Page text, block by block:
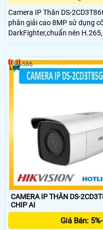
Camera IP Thân DS-
phân giải cao 8MP sử dụng
DarkFighter,chuẩn nén
chóng ngược sáng WDR cho
512GB.Vỏ kim loại là sự lựa
bạn,phân loại mục tiêu con
CAMERA IP THÂN DS-
CHIP AI
Giá Bán:
586